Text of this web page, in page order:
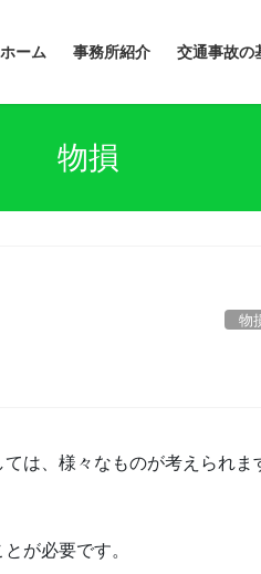
ホーム 事務所紹介 交通事故の
物損
物
は、様々なものが考えられま
が必要です。